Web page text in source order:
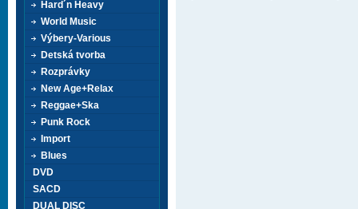
Hard´n Heavy
World Music
Výbery-Various
Detská tvorba
Rozprávky
New Age+Relax
Reggae+Ska
Punk Rock
Import
Blues
DVD
SACD
DUAL DISC